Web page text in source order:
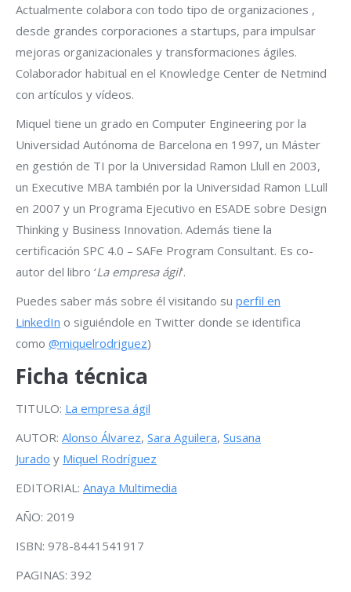
Actualmente colabora con todo tipo de organizaciones ,
desde grandes corporaciones a startups, para impulsar
mejoras organizacionales y transformaciones ágiles.
Colaborador habitual en el Knowledge Center de Netmind
con artículos y vídeos.
Miquel tiene un grado en Computer Engineering por la
Universidad Autónoma de Barcelona en 1997, un Máster
en gestión de TI por la Universidad Ramon Llull en 2003,
un Executive MBA también por la Universidad Ramon LLull
en 2007 y un Programa Ejecutivo en ESADE sobre Design
Thinking y Business Innovation. Además tiene la
certificación SPC 4.0 – SAFe Program Consultant. Es co-
autor del libro ‘La empresa ágil‘.
Puedes saber más sobre él visitando su perfil en
LinkedIn o siguiéndole en Twitter donde se identifica
como @miquelrodriguez)
Ficha técnica
TITULO: La empresa ágil
AUTOR: Alonso Álvarez, Sara Aguilera, Susana
Jurado y Miquel Rodríguez
EDITORIAL: Anaya Multimedia
AÑO: 2019
ISBN: 978-8441541917
PAGINAS: 392